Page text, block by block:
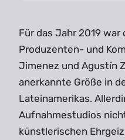
Für das Jahr 2019
Produzenten- und
Jimenez und Agustín
anerkannte Größe in
Lateinamerikas.
Aufnahmestudios
künstlerischen